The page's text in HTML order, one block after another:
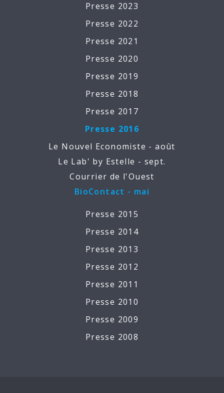
Presse 2023
Presse 2022
Presse 2021
Presse 2020
Presse 2019
Presse 2018
Presse 2017
Presse 2016
Le Nouvel Economiste - août
Le Lab' by Estelle - sept.
Courrier de l'Ouest
BioContact - mai
Presse 2015
Presse 2014
Presse 2013
Presse 2012
Presse 2011
Presse 2010
Presse 2009
Presse 2008